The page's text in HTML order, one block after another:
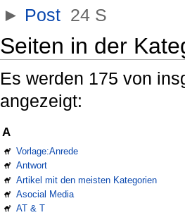
► Post 24 S
Seiten in der
Es werden 175 von
angezeigt:
A
Vorlage:Anrede
Antwort
Artikel mit den meisten Kategorien
Asocial Media
AT & T